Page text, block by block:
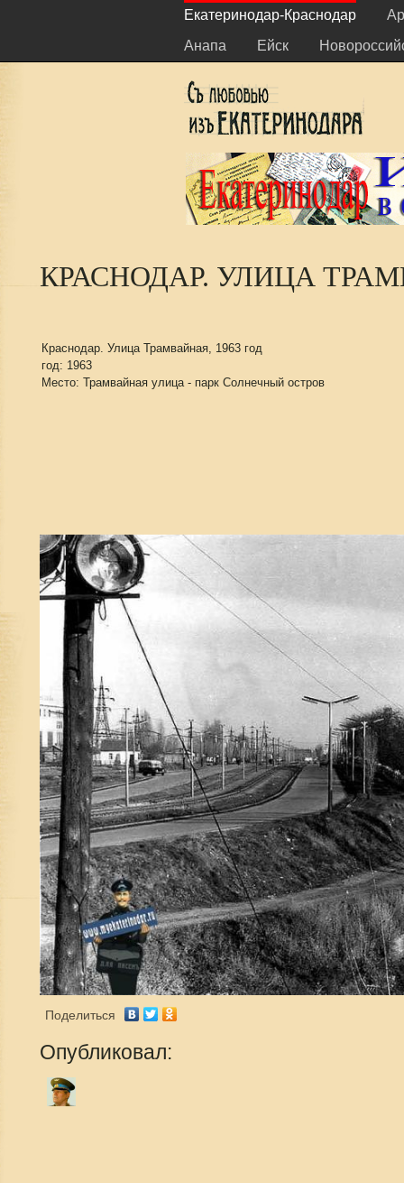
Екатеринодар-Краснодар
Анапа
Ейск
КРАСНОДАР. УЛИЦА
Краснодар. Улица Трамвайная, 1963 год
год: 1963
Место: Трамвайная улица - парк Солнечный остров
Поделиться
Опубликовал: